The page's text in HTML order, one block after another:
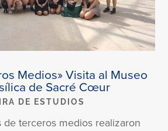
Medios» Visita al Museo
de Sacré Cœur
DE ESTUDIOS
de terceros medios realizaron